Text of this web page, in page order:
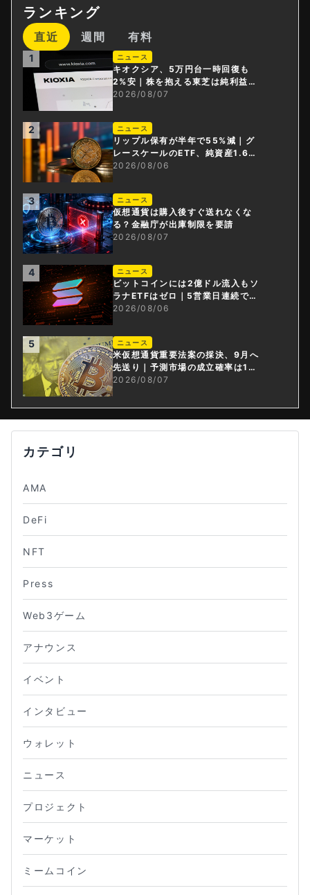
ランキング
直近 週間 有料
1 ニュース
キオクシア、5万円台一時回復も
2%安｜株を抱える東芝は純利益3
0倍
2026/08/07
2 ニュース
リップル保有が半年で55%減｜グ
レースケールのETF、純資産1.6億
ドル減
2026/08/06
3 ニュース
仮想通貨は購入後すぐ送れなくな
る？金融庁が出庫制限を要請
2026/08/07
4 ニュース
ビットコインには2億ドル流入もソ
ラナETFはゼロ｜5営業日連続で停
止
2026/08/06
5 ニュース
米仮想通貨重要法案の採決、9月へ
先送り｜予測市場の成立確率は1
4%に
2026/08/07
カテゴリ
AMA
DeFi
NFT
Press
Web3ゲーム
アナウンス
イベント
インタビュー
ウォレット
ニュース
プロジェクト
マーケット
ミームコイン